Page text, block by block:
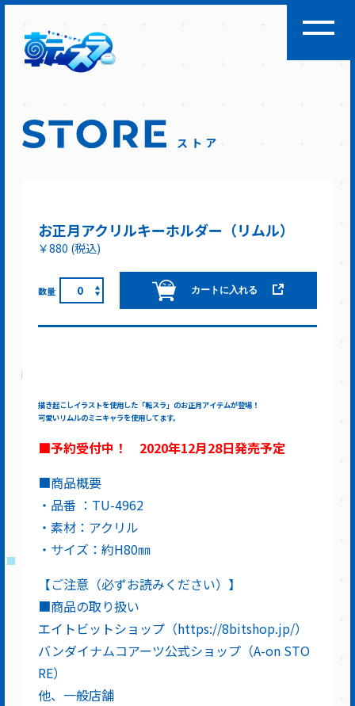
ストア
お正月アクリルキーホルダー（リムル）
￥880 (税込)
数量 0
描き起こしイラストを使用した「転スラ」のお正月アイテムが登場！
可愛いリムルのミニキャラを使用してます。
■予約受付中！ 2020年12月28日発売予定
■商品概要
・品番 ：TU-4962
・素材：アクリル
・サイズ：約H80㎜
【ご注意（必ずお読みください）】
■商品の取り扱い
エイトビットショップ（https://8bitshop.jp/）
バンダイナムコアーツ公式ショップ（A-on STO
RE）
他、一般店舗